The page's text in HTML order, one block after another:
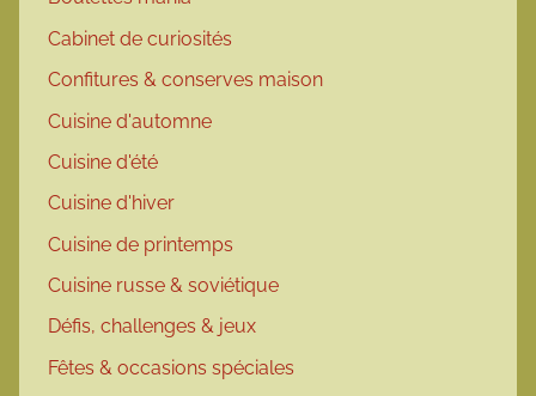
Cabinet de curiosités
Confitures & conserves maison
Cuisine d'automne
Cuisine d'été
Cuisine d'hiver
Cuisine de printemps
Cuisine russe & soviétique
Défis, challenges & jeux
Fêtes & occasions spéciales